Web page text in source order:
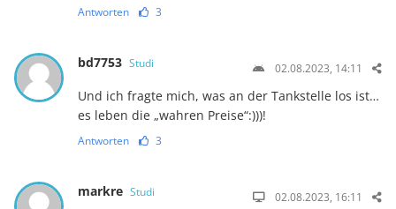
Antworten 3
bd7753 Studi 02.08.2023, 14:11
Und ich fragte mich, was an der Tankstelle los ist…
es leben die „wahren Preise“:)))!
Antworten 3
markre Studi 02.08.2023, 16:11